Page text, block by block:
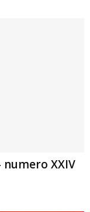
numero XXIV